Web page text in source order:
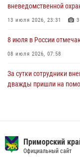
магазинах
22 июля 2026, 23:38
вневедомственной
13 июля 2026, 23:31 3
8 июля в России
08 июля 2026, 07:58
За сутки сотрудники
дважды пришли на
10 июля 2026, 06:31 4
Приморский
Официальный сайт